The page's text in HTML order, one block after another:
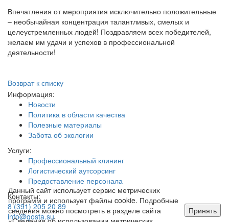
Впечатления от мероприятия исключительно положительные
– необычайная концентрация талантливых, смелых и
целеустремленных людей! Поздравляем всех победителей,
желаем им удачи и успехов в профессиональной
деятельности!
Возврат к списку
Информация:
Новости
Политика в области качества
Полезные материалы
Забота об экологии
Услуги:
Профессиональный клининг
Логистический аутсорсинг
Предоставление персонала
Контакты:
8 (391) 205 20 89
info@gosta.su
Данный сайт использует сервис метрических
программ и использует файлы cookie. Подробные
сведения можно посмотреть в разделе сайта
Принять